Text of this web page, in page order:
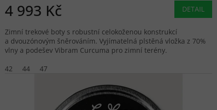
4 993 Kč DETAIL
Zimní trekové boty s robustní celokoženou konstrukcí
a dvouzónovým šněrováním. Vyjímatelná plstěná vložka z 70%
vlny a podešev Vibram Curcuma pro zimní terény.
42
44 47